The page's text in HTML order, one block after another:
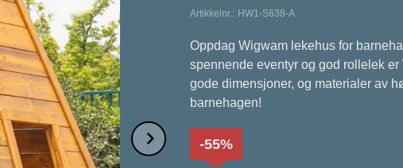
Next
Artikkelnr.: HW1-S638-A
Oppdag Wigwam lekehus for
spennende eventyr og god rollelek
gode dimensjoner, og materialer av
barnehagen!
-55%